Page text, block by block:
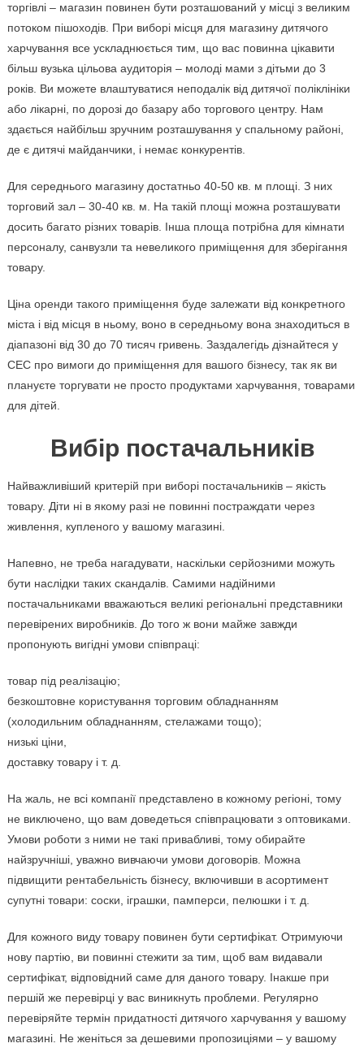
торгівлі – магазин повинен бути розташований у місці з великим
потоком пішоходів. При виборі місця для магазину дитячого
харчування все ускладнюється тим, що вас повинна цікавити
більш вузька цільова аудиторія – молоді мами з дітьми до 3
років. Ви можете влаштуватися неподалік від дитячої поліклініки
або лікарні, по дорозі до базару або торгового центру. Нам
здається найбільш зручним розташування у спальному районі,
де є дитячі майданчики, і немає конкурентів.
Для середнього магазину достатньо 40-50 кв. м площі. З них
торговий зал – 30-40 кв. м. На такій площі можна розташувати
досить багато різних товарів. Інша площа потрібна для кімнати
персоналу, санвузли та невеликого приміщення для зберігання
товару.
Ціна оренди такого приміщення буде залежати від конкретного
міста і від місця в ньому, воно в середньому вона знаходиться в
діапазоні від 30 до 70 тисяч гривень. Заздалегідь дізнайтеся у
СЕС про вимоги до приміщення для вашого бізнесу, так як ви
плануєте торгувати не просто продуктами харчування, товарами
для дітей.
Вибір постачальників
Найважливіший критерій при виборі постачальників – якість
товару. Діти ні в якому разі не повинні постраждати через
живлення, купленого у вашому магазині.
Напевно, не треба нагадувати, наскільки серйозними можуть
бути наслідки таких скандалів. Самими надійними
постачальниками вважаються великі регіональні представники
перевірених виробників. До того ж вони майже завжди
пропонують вигідні умови співпраці:
товар під реалізацію;
безкоштовне користування торговим обладнанням
(холодильним обладнанням, стелажами тощо);
низькі ціни,
доставку товару і т. д.
На жаль, не всі компанії представлено в кожному регіоні, тому
не виключено, що вам доведеться співпрацювати з оптовиками.
Умови роботи з ними не такі привабливі, тому обирайте
найзручніші, уважно вивчаючи умови договорів. Можна
підвищити рентабельність бізнесу, включивши в асортимент
супутні товари: соски, іграшки, памперси, пелюшки і т. д.
Для кожного виду товару повинен бути сертифікат. Отримуючи
нову партію, ви повинні стежити за тим, щоб вам видавали
сертифікат, відповідний саме для даного товару. Інакше при
першій же перевірці у вас виникнуть проблеми. Регулярно
перевіряйте термін придатності дитячого харчування у вашому
магазині. Не женіться за дешевими пропозиціями – у вашому